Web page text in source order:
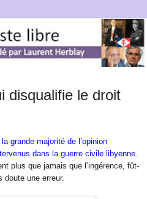
disqualifie le droit
grande majorité de l’opinion
dans la guerre civile libyenne.
plus que jamais que l’ingérence, fût-
doute une erreur.